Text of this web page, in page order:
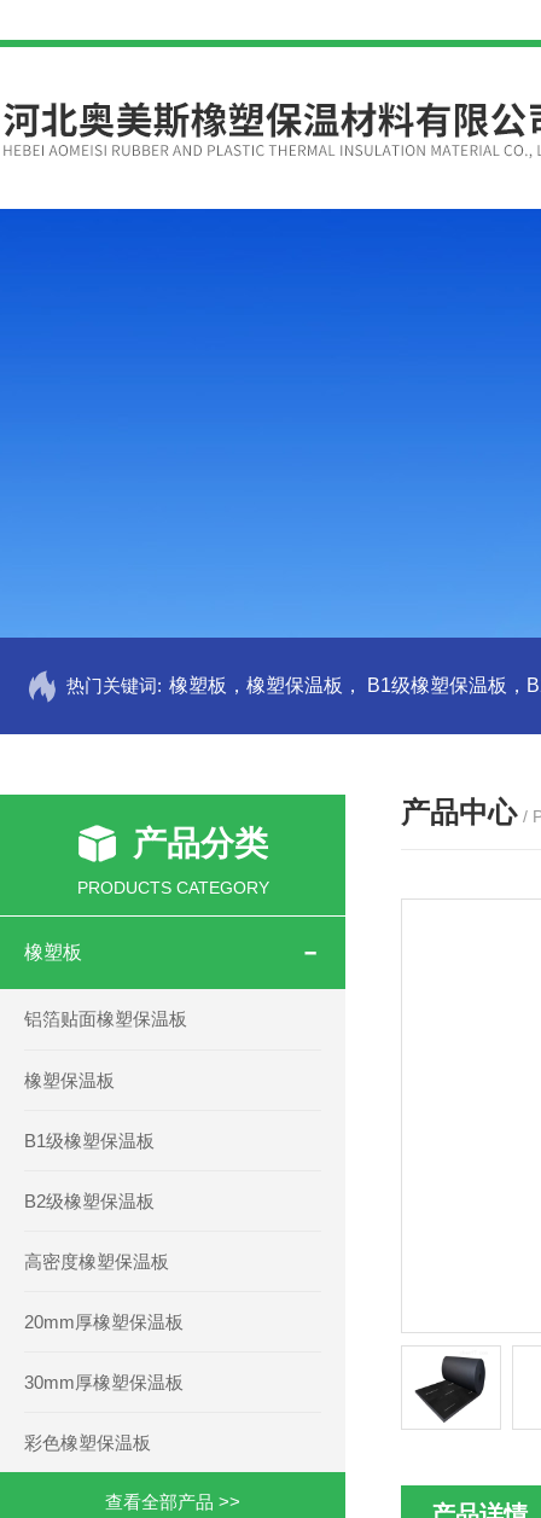
热门关键词:
产品分类
PRODUCTS CATEGORY
橡塑板
铝箔贴面橡塑保温板
橡塑保温板
B1级橡塑保温板
B2级橡塑保温板
高密度橡塑保温板
20mm厚橡塑保温板
30mm厚橡塑保温板
彩色橡塑保温板
查看全部产品 >>
产品中心 /